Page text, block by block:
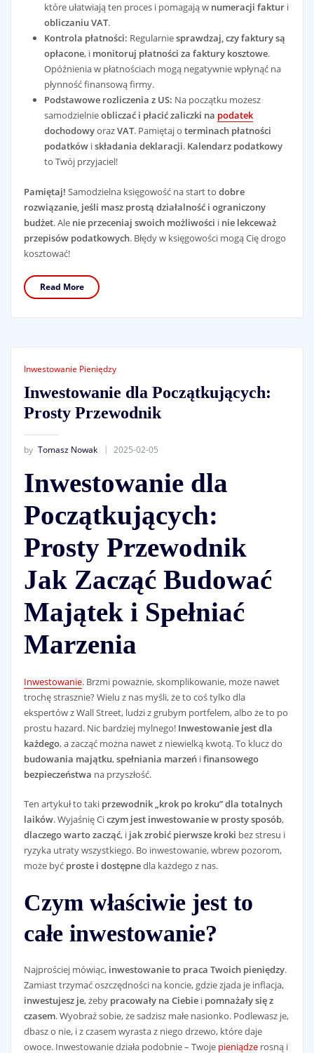
które ułatwiają ten proces i pomagają w numeracji faktur i
obliczaniu VAT.
Kontrola płatności: Regularniesprawdzaj, czy faktury są
opłacone, i monitoruj płatności za faktury kosztowe.
Opóźnienia w płatnościach mogą negatywnie wpłynąć na
płynność finansową firmy.
Podstawowe rozliczenia z US: Na początku możesz
samodzielnieobliczać i płacić zaliczki na podatek
dochodowyorazVAT. Pamiętaj oterminach płatności
podatków iskładania deklaracji. Kalendarz podatkowy
to Twój przyjaciel!
Pamiętaj! Samodzielna księgowość na start to dobre
rozwiązanie, jeśli masz prostą działalność i ograniczony
budżet. Ale nie przeceniaj swoich możliwości i nie lekceważ
przepisów podatkowych. Błędy w księgowości mogą Cię drogo
kosztować!
Read More
Inwestowanie Pieniędzy
Inwestowanie dla Początkujących:
Prosty Przewodnik
by Tomasz Nowak 2025-02-05
Inwestowanie dla
Początkujących:
Prosty Przewodnik
Jak Zacząć Budować
Majątek i Spełniać
Marzenia
Inwestowanie. Brzmi poważnie, skomplikowanie, może nawet
trochę strasznie? Wielu z nas myśli, że to coś tylko dla
ekspertów z Wall Street, ludzi z grubym portfelem, albo że to po
prostu hazard. Nic bardziej mylnego! Inwestowanie jest dla
każdego, a zacząć można nawet z niewielką kwotą. To klucz do
budowania majątku,spełniania marzeńifinansowego
bezpieczeństwa na przyszłość.
Ten artykuł to taki przewodnik „krok po kroku” dla totalnych
laików. Wyjaśnię Ciczym jest inwestowanie w prosty sposób,
dlaczego warto zacząć, i jak zrobić pierwsze kroki bez stresu i
ryzyka utraty wszystkiego. Bo inwestowanie, wbrew pozorom,
może być proste i dostępnedla każdego z nas.
Czym właściwie jest to
całe inwestowanie?
Najprościej mówiąc, inwestowanie to praca Twoich pieniędzy.
Zamiast trzymać oszczędności na koncie, gdzie zjada je inflacja,
inwestujesz je, żeby pracowały na Ciebiei pomnażały się z
czasem. Wyobraź sobie, że sadzisz małe nasionko. Podlewasz je,
dbasz o nie, i z czasem wyrasta z niego drzewo, które daje
owoce. Inwestowanie działa podobnie – Twoje pieniądzerosną i